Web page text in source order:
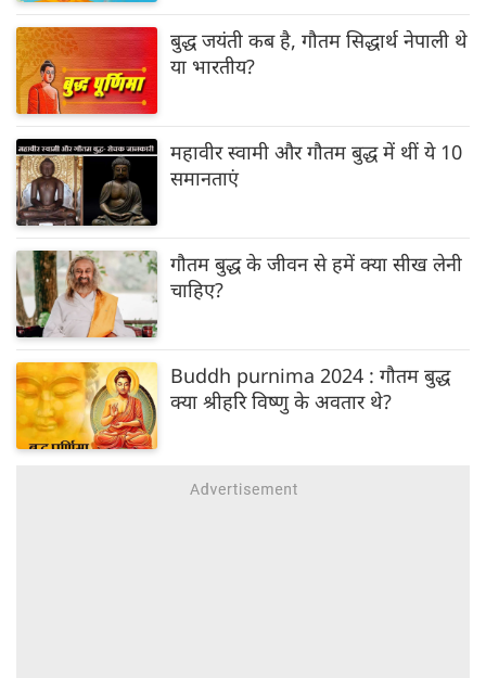
बुद्ध जयंती कब है, गौतम सिद्धार्थ नेपाली थे
या भारतीय?
महावीर स्वामी और गौतम बुद्ध में थीं ये 10
समानताएं
गौतम बुद्ध के जीवन से हमें क्या सीख लेनी
चाहिए?
Buddh purnima 2024 : गौतम बुद्ध
क्या श्रीहरि विष्णु के अवतार थे?